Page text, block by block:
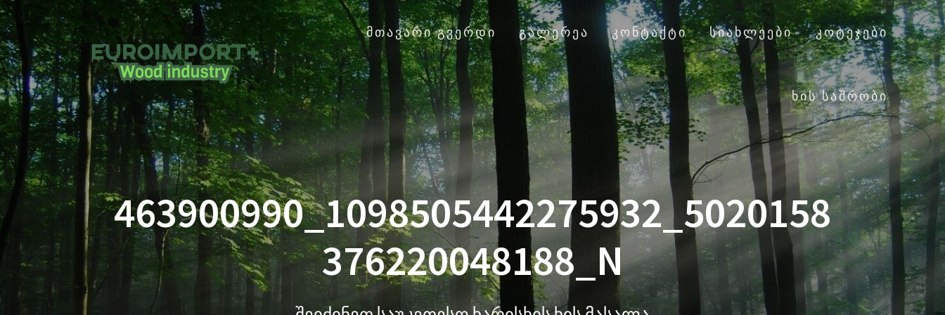
ᲛᲗᲐᲕᲐᲠᲘ ᲒᲕᲔᲠᲓᲘ ᲒᲐᲚᲔᲠᲔᲐ ᲙᲝᲜᲢᲐᲥᲢᲘ ᲡᲘᲐᲮᲚᲔᲔᲑᲘ ᲙᲝᲢᲔᲯᲔᲑᲘ
ᲮᲘᲡ ᲡᲐᲨᲠᲝᲑᲘ
463900990_1098505442275932_5020158
376220048188_N